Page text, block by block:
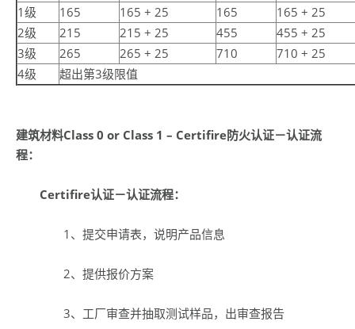
1级
165 165 + 25 165
165 + 25
2级
215 215 + 25 455
455 + 25
3级
265 265 + 25 710
710 + 25
4级
超出第3级限值
建筑材料Class 0 or Class 1 – Certifire防火认证－认证流
程：
Certifire认证－认证流程：
1、提交申请表，说明产品信息
2、提供报价方案
3、工厂审查并抽取测试样品，出审查报告